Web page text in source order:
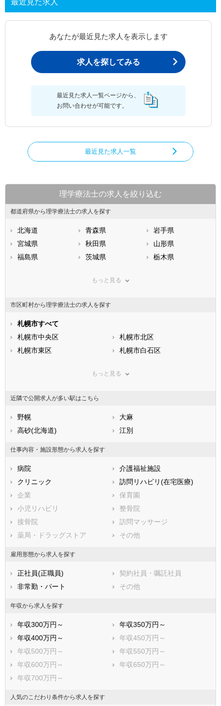
最近見た求人
あなたが最近見た求人を表示します
求人を探してみる
最近見た求人一覧ページから、
お問い合わせが可能です。
最近見た求人一覧
理学療法士の求人を絞り込む
都道府県から理学療法士の求人を探す
北海道 青森県
岩手県
宮城県
秋田県
山形県
福島県
茨城県
栃木県
神奈川県
石川県
福井県
静岡県
滋賀県
大阪府
兵庫県
和歌山県
山口県
福岡県
佐賀県
熊本県
鹿児島県
もっと見る
市区町村から理学療法士の求人を探す
札幌市すべて
札幌市中央区
札幌市北区
札幌市東区
札幌市白石区
札幌市厚別区
市部
函館市
小樽市
旭川市
室蘭市
岩見沢市
網走市
留萌市
苫小牧市
稚内市
美唄市
芦別市
江別市
赤平市
紋別市
士別市
名寄市
三笠市
砂川市
歌志内市
深川市
富良野市
登別市
石狩市
北斗市
石狩郡当別町
石狩郡新篠津村
松前郡松前町
松前郡福島町
上磯郡知内町
上磯郡木古内町
亀田郡七飯町
茅部郡森町
もっと見る
近隣で公開求人が多い駅はこちら
野幌
大麻
高砂(北海道)
江別
仕事内容・施設形態から求人を探す
病院
介護福祉施設
クリニック
訪問リハビリ(在宅医療)
企業
保育園
小児リハビリ
整骨院
接骨院
訪問マッサージ
薬局・ドラッグストア
その他
雇用形態から求人を探す
正社員(正職員)
契約社員・嘱託社員
非常勤・パート
その他
年収から求人を探す
年収300万円～
年収350万円～
年収400万円～
年収450万円～
年収500万円～
年収550万円～
年収600万円～
年収650万円～
年収700万円～
人気のこだわり条件から求人を探す